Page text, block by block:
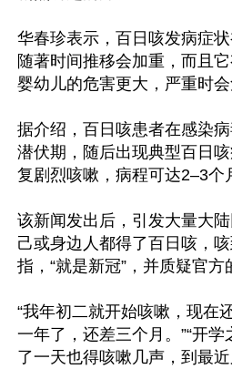
华春珍表示，百日咳发病症
随著时间推移会加重，而且
婴幼儿的危害更大，严重时会
据介绍，百日咳患者在感染
潜伏期，随后出现典型百日
复剧烈咳嗽，病程可达2–3个
该新闻发出后，引发大量大
己或身边人都得了百日咳，
指，“就是新冠”，并质疑官方
“我年初二就开始咳嗽，现在
一年了，还差三个月。”“开
了一天也得咳嗽几声，到最